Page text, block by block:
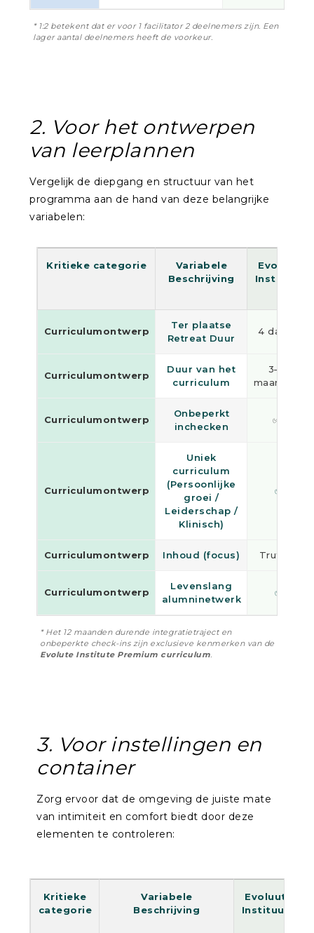
* 1:2 betekent dat er voor 1 facilitator 2 deelnemers zijn. Een
lager aantal deelnemers heeft de voorkeur.
2. Voor het ontwerpen
van leerplannen
Vergelijk de diepgang en structuur van het
programma aan de hand van deze belangrijke
variabelen:
Kritieke categorie
Variabele
Beschrijving
Evoluut
Instituut
Curriculumontwerp
Ter plaatse
Retreat Duur
4 dagen
Curriculumontwerp
Duur van het
curriculum
3–12
maanden
Curriculumontwerp
Onbeperkt
inchecken
✅
Curriculumontwerp
Uniek
curriculum
(Persoonlijke
groei /
Leiderschap /
Klinisch)
✅
Curriculumontwerp Inhoud (focus) Truffels
Curriculumontwerp
Levenslang
alumninetwerk
✅
* Het 12 maanden durende integratietraject en
onbeperkte check-ins zijn exclusieve kenmerken van de
Evolute Institute Premium curriculum
3. Voor instellingen en
container
Zorg ervoor dat de omgeving de juiste mate
van intimiteit en comfort biedt door deze
elementen te controleren:
Kritieke
categorie
Variabele
Beschrijving
Evoluut
Instituut